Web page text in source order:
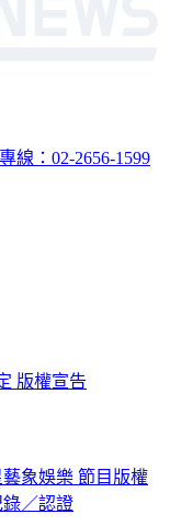
線：02-2656-1599
版權宣告
藝象娛樂 節目版權
／認證